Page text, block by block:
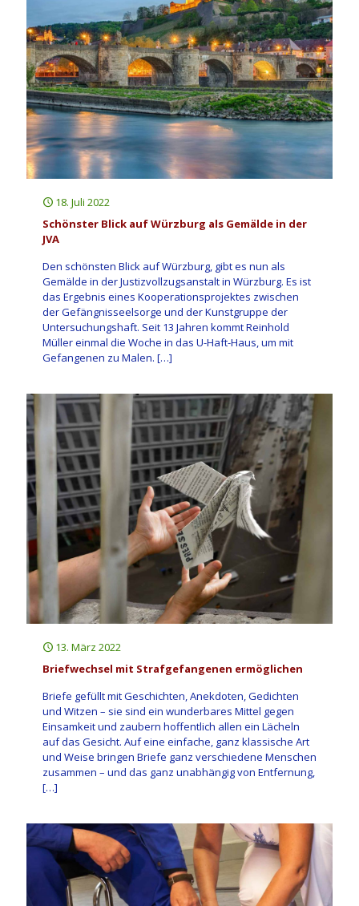
18. Juli 2022
Schönster Blick auf Würzburg als Gemälde in der
JVA
Den schönsten Blick auf Würzburg, gibt es nun als
Gemälde in der Justizvollzugsanstalt in Würzburg. Es ist
das Ergebnis eines Kooperationsprojektes zwischen
der Gefängnisseelsorge und der Kunstgruppe der
Untersuchungshaft. Seit 13 Jahren kommt Reinhold
Müller einmal die Woche in das U-Haft-Haus, um mit
Gefangenen zu Malen. […]
13. März 2022
Briefwechsel mit Strafgefangenen ermöglichen
Briefe gefüllt mit Geschichten, Anekdoten, Gedichten
und Witzen – sie sind ein wunderbares Mittel gegen
Einsamkeit und zaubern hoffentlich allen ein Lächeln
auf das Gesicht. Auf eine einfache, ganz klassische Art
und Weise bringen Briefe ganz verschiedene Menschen
zusammen – und das ganz unabhängig von Entfernung,
[…]